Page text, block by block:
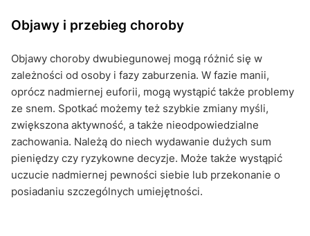
Objawy i przebieg choroby
Objawy choroby dwubiegunowej mogą różnić się w
zależności od osoby i fazy zaburzenia. W fazie manii,
oprócz nadmiernej euforii, mogą wystąpić także problemy
ze snem. Spotkać możemy też szybkie zmiany myśli,
zwiększona aktywność, a także nieodpowiedzialne
zachowania. Należą do niech wydawanie dużych sum
pieniędzy czy ryzykowne decyzje. Może także wystąpić
uczucie nadmiernej pewności siebie lub przekonanie o
posiadaniu szczególnych umiejętności.